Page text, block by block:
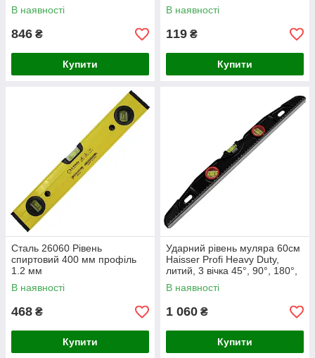
В наявності
846 ₴
Купити
В наявності
119 ₴
Купити
Сталь 26060 Рівень
спиртовий 400 мм профіль
1.2 мм
В наявності
468 ₴
Купити
Ударний рівень муляра 60см
Haisser Profi Heavy Duty,
литий, 3 вічка 45°, 90°, 180°,
В наявності
1 060 ₴
Купити